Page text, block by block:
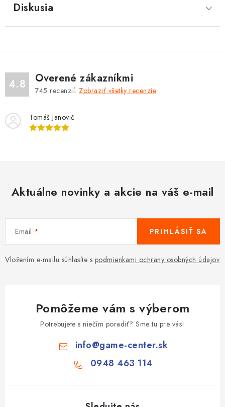
Diskusia
4.8 Overené zákazníkmi
745 recenzií. Zobraziť všetky recenzie
Tomáš Janovič
Aktuálne novinky a akcie na váš e-mail
Email
Vložením e-mailu súhlasíte s podmienkami ochrany osobných údajov
PRIHLÁSIŤ SA
Pomôžeme vám s výberom
Potrebujete s niečím poradiť? Sme tu pre vás!
info@game-center.sk
0948 463 114